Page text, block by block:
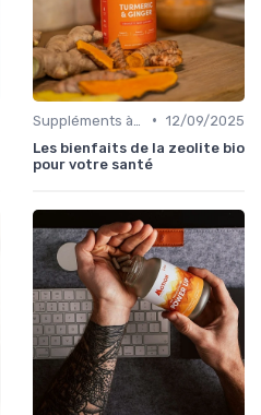
• 12/09/2025
Les bienfaits de la zeolite bio
pour votre santé